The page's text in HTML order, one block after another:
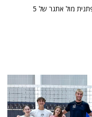
המאמן יעקב הרשקו: "נבחרת מלוכדת ושאפתנית מול אתגר של 5